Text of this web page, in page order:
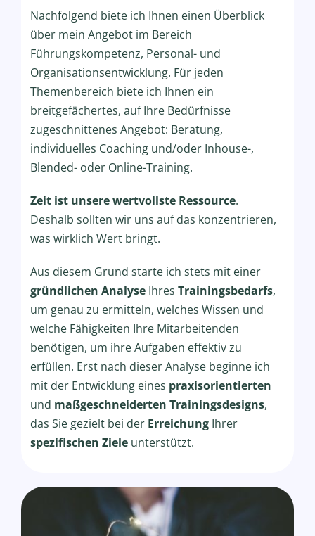
Nachfolgend biete ich Ihnen einen Überblick
über mein Angebot im Bereich
Führungskompetenz, Personal- und
Organisationsentwicklung. Für jeden
Themenbereich biete ich Ihnen ein
breitgefächertes, auf Ihre Bedürfnisse
zugeschnittenes Angebot: Beratung,
individuelles Coaching und/oder Inhouse-,
Blended- oder Online-Training.
Zeit ist unsere wertvollste Ressource.
Deshalb sollten wir uns auf das konzentrieren,
was wirklich Wert bringt.
Aus diesem Grund starte ich stets mit einer
gründlichen Analyse IhresTrainingsbedarfs,
um genau zu ermitteln, welches Wissen und
welche Fähigkeiten Ihre Mitarbeitenden
benötigen, um ihre Aufgaben effektiv zu
erfüllen. Erst nach dieser Analyse beginne ich
mit der Entwicklung eines praxisorientierten
und maßgeschneiderten Trainingsdesigns,
das Sie gezielt bei der Erreichung Ihrer
spezifischen Ziele unterstützt.